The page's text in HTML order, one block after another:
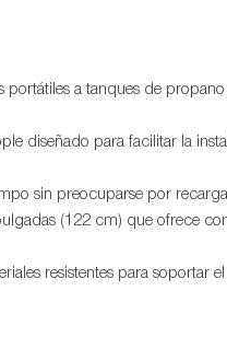
portátiles a tanques de
diseñado para facilitar la
sin preocuparse por
(122 cm) que ofrece
resistentes para soportar